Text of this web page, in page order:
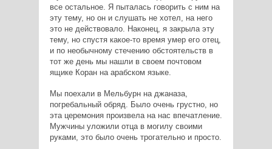
все остальное. Я пыталась говорить с ним на
эту тему, но он и слушать не хотел, на него
это не действовало. Наконец, я закрыла эту
тему, но спустя какое-то время умер его отец,
и по необычному стечению обстоятельств в
тот же день мы нашли в своем почтовом
ящике Коран на арабском языке.
Мы поехали в Мельбурн на джаназа,
погребальный обряд. Было очень грустно, но
эта церемония произвела на нас впечатление.
Мужчины уложили отца в могилу своими
руками, это было очень трогательно и просто.